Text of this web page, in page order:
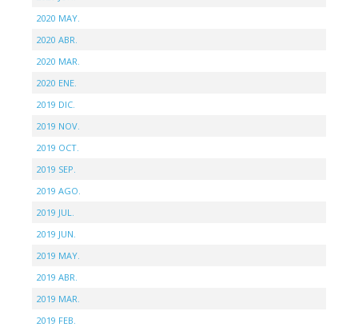
2020 MAY.
2020 ABR.
2020 MAR.
2020 ENE.
2019 DIC.
2019 NOV.
2019 OCT.
2019 SEP.
2019 AGO.
2019 JUL.
2019 JUN.
2019 MAY.
2019 ABR.
2019 MAR.
2019 FEB.